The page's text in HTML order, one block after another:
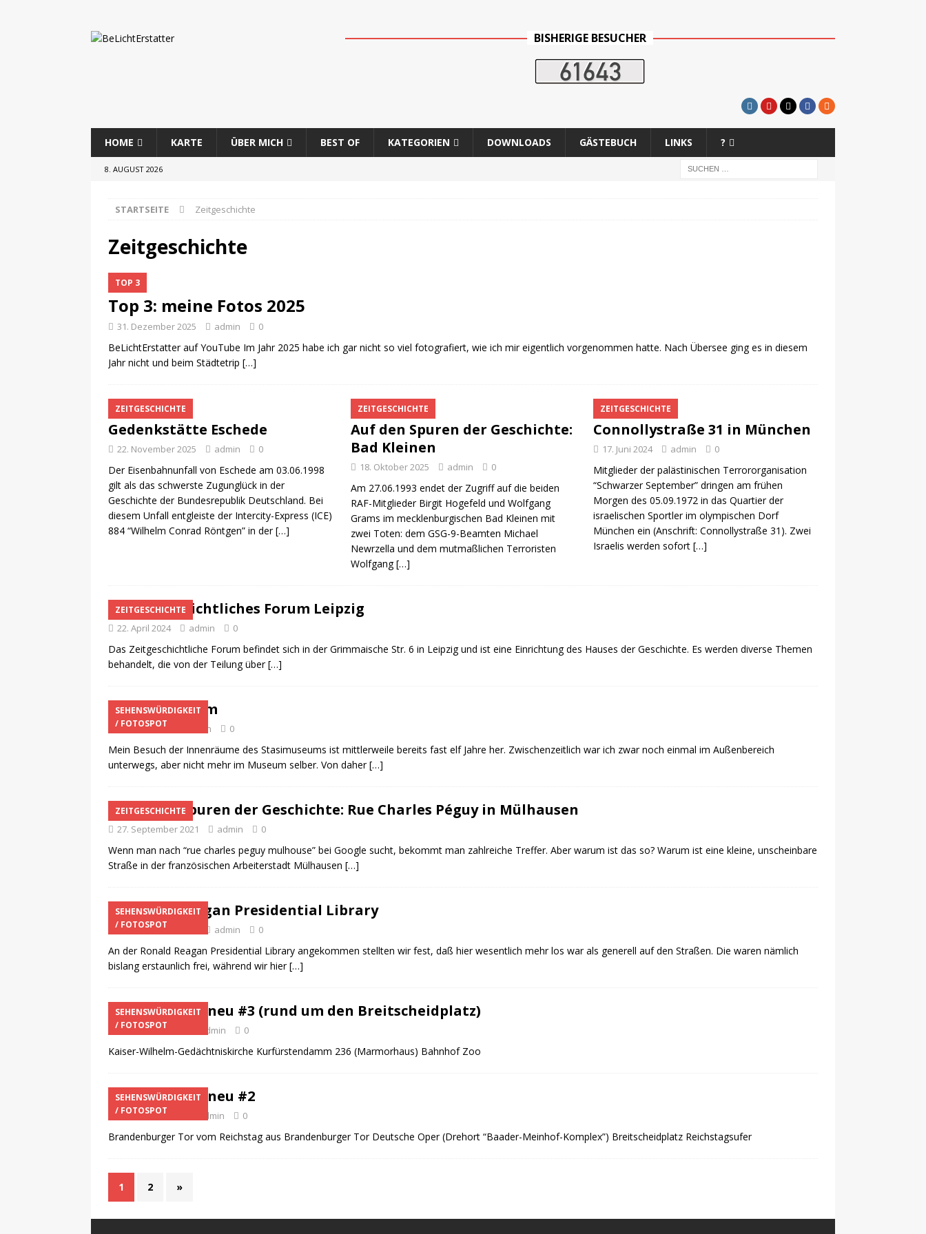
BISHERIGE BESUCHER
HOME KARTE ÜBER MICH BEST OF KATEGORIEN DOWNLOADS GÄSTEBUCH LINKS ?
8. AUGUST 2026
STARTSEITE Zeitgeschichte
Zeitgeschichte
TOP 3
Top 3: meine Fotos 2025
31. Dezember 2025 admin 0
BeLichtErstatter auf YouTube Im Jahr 2025 habe ich gar nicht so viel fotografiert, wie ich mir eigentlich vorgenommen hatte. Nach Übersee ging es in diesem
Jahr nicht und beim Städtetrip […]
ZEITGESCHICHTE
Gedenkstätte Eschede
22. November 2025 admin 0
Der Eisenbahnunfall von Eschede am 03.06.1998
gilt als das schwerste Zugunglück in der
Geschichte der Bundesrepublik Deutschland. Bei
diesem Unfall entgleiste der Intercity-Express (ICE)
884 “Wilhelm Conrad Röntgen” in der[…]
ZEITGESCHICHTE
Auf den Spuren der Geschichte:
Bad Kleinen
18. Oktober 2025 admin 0
Am 27.06.1993 endet der Zugriff auf die beiden
RAF-Mitglieder Birgit Hogefeld und Wolfgang
Grams im mecklenburgischen Bad Kleinen mit
zwei Toten: dem GSG-9-Beamten Michael
Newrzella und dem mutmaßlichen Terroristen
Wolfgang[…]
ZEITGESCHICHTE
Connollystraße 31 in München
17. Juni 2024 admin 0
Mitglieder der palästinischen Terrororganisation
“Schwarzer September” dringen am frühen
Morgen des 05.09.1972 in das Quartier der
israelischen Sportler im olympischen Dorf
München ein (Anschrift: Connollystraße 31). Zwei
Israelis werden sofort […]
ZEITGESCHICHTE
Zeitgeschichtliches Forum Leipzig
22. April 2024 admin 0
Das Zeitgeschichtliche Forum befindet sich in der Grimmaische Str. 6 in Leipzig und ist eine Einrichtung des Hauses der Geschichte. Es werden diverse Themen
behandelt, die von der Teilung über[…]
SEHENSWÜRDIGKEIT
/ FOTOSPOT
Stasimuseum
20. Mai 2023 admin 0
Mein Besuch der Innenräume des Stasimuseums ist mittlerweile bereits fast elf Jahre her. Zwischenzeitlich war ich zwar noch einmal im Außenbereich
unterwegs, aber nicht mehr im Museum selber. Von daher[…]
ZEITGESCHICHTE
Auf den Spuren der Geschichte: Rue Charles Péguy in Mülhausen
27. September 2021 admin 0
Wenn man nach “rue charles peguy mulhouse” bei Google sucht, bekommt man zahlreiche Treffer. Aber warum ist das so? Warum ist eine kleine, unscheinbare
Straße in der französischen Arbeiterstadt Mülhausen […]
SEHENSWÜRDIGKEIT
/ FOTOSPOT
Ronald Reagan Presidential Library
14. Dezember 2020 admin 0
An der Ronald Reagan Presidential Library angekommen stellten wir fest, daß hier wesentlich mehr los war als generell auf den Straßen. Die waren nämlich
bislang erstaunlich frei, während wir hier[…]
SEHENSWÜRDIGKEIT
/ FOTOSPOT
Berlin: alt – neu #3 (rund um den Breitscheidplatz)
5. Oktober 2020 admin 0
Kaiser-Wilhelm-Gedächtniskirche Kurfürstendamm 236 (Marmorhaus) Bahnhof Zoo
SEHENSWÜRDIGKEIT
/ FOTOSPOT
Berlin: alt – neu #2
3. Februar 2020 admin 0
Brandenburger Tor vom Reichstag aus Brandenburger Tor Deutsche Oper (Drehort “Baader-Meinhof-Komplex”) Breitscheidplatz Reichstagsufer
1 2 »